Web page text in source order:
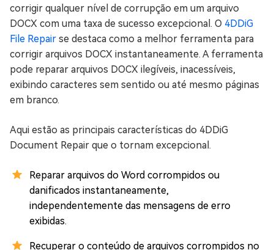
corrigir qualquer nível de corrupção em um arquivo
DOCX com uma taxa de sucesso excepcional. O 4DDiG
File Repair se destaca como a melhor ferramenta para
corrigir arquivos DOCX instantaneamente. A ferramenta
pode reparar arquivos DOCX ilegíveis, inacessíveis,
exibindo caracteres sem sentido ou até mesmo páginas
em branco.
Aqui estão as principais características do 4DDiG
Document Repair que o tornam excepcional.
Reparar arquivos do Word corrompidos ou
danificados instantaneamente,
independentemente das mensagens de erro
exibidas.
Recuperar o conteúdo de arquivos corrompidos no